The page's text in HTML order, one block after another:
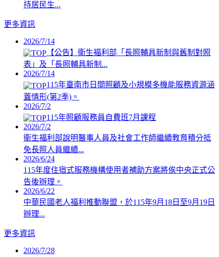
持居民生...
更多資訊
2026/7/14
【公告】衛生福利部「長照輔具新制與舊制對照
表」及「長照輔具新制...
2026/7/14
115年臺南市日間照顧及小規模多機能服務資源涵
蓋情形(第2季)。
2026/7/2
115年照顧服務員自費班7月課程
2026/7/2
衛生福利部說明醫事人員及社會工作師繼續教育積分抵
免長照人員繼續...
2026/6/24
115年度住宿式服務機構使用者補助方案將俟中央正式公
告後辦理。
2026/6/22
中華民國老人福利推動聯盟，於115年9月18日至9月19日
辦理...
更多資訊
2026/7/28